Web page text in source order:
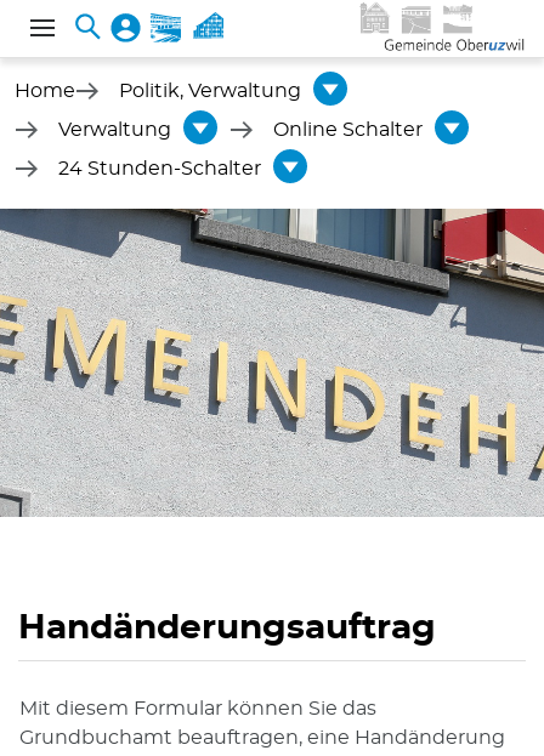
Home
Politik, Verwaltung
Verwaltung
Online Schalter
24 Stunden-Schalter
Handänderungsauftrag
Mit diesem Formular können Sie das
Grundbuchamt beauftragen, eine Handänderung
Zugehörige Objekte